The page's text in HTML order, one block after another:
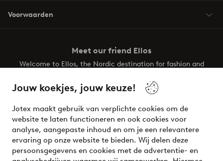
Jouw koekjes, jouw keuze!
Jotex maakt gebruik van verplichte cookies om de
website te laten functioneren en ook cookies voor
analyse, aangepaste inhoud en om je een relevantere
ervaring op onze website te bieden. Wij delen deze
persoonsgegevens en cookies met de advertentie- en
Voorwaarden
Meet our friend Ellos
Welcome to Ellos, the Nordic destination for fashion and
your wardrobe. Your next inspiring look is here!